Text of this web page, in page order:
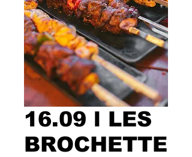
16.09 l LES
BROCHETTE